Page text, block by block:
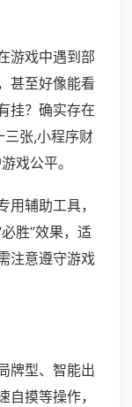
游戏中遇到部
甚至好像能看
挂？确实存在
三张,小程序财
戏公平。
辅助工具，
胜”效果，适
注意遵守游戏
牌型、智能出
摸等操作，